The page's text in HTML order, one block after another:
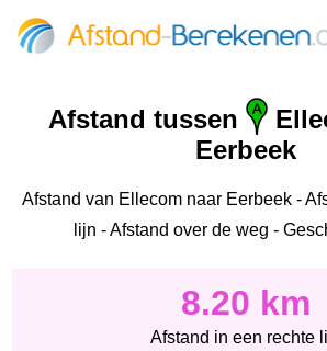
Afstand tussen
Eerbeek
Afstand van Ellecom naar Eerbeek -
lijn - Afstand over de weg -
8.20 km
Afstand in een rechte